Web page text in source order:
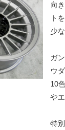
向
ト
少
ガ
ウ
10
や
特